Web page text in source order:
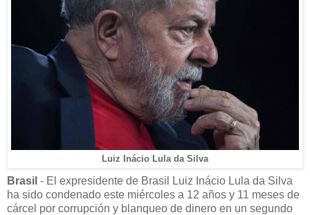
Luiz Inácio Lula da Silva
Brasil - El expresidente de Brasil Luiz Inácio Lula da Silva
ha sido condenado este miércoles a 12 años y 11 meses de
cárcel por corrupción y blanqueo de dinero en un segundo